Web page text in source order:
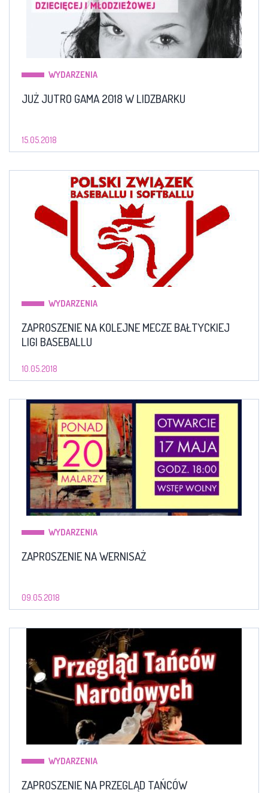
WYDARZENIA
JUŻ JUTRO GAMA 2018 W LIDZBARKU
15.05.2018
WYDARZENIA
ZAPROSZENIE NA KOLEJNE MECZE BAŁTYCKIEJ
LIGI BASEBALLU
10.05.2018
WYDARZENIA
ZAPROSZENIE NA WERNISAŻ
09.05.2018
WYDARZENIA
ZAPROSZENIE NA PRZEGLĄD TAŃCÓW